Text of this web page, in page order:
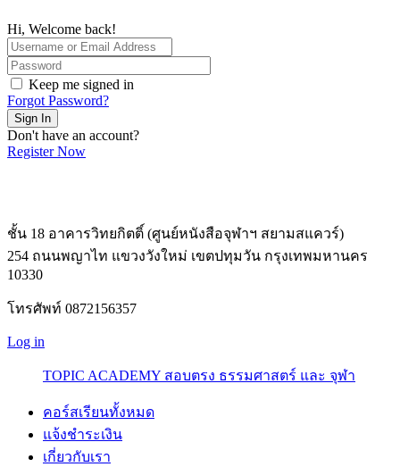
Hi, Welcome back!
Keep me signed in
Forgot Password?
Sign In
Don't have an account?
Register Now
ชั้น 18 อาคารวิทยกิตติ์ (ศูนย์หนังสือจุฬาฯ สยามสแควร์)
254 ถนนพญาไท แขวงวังใหม่ เขตปทุมวัน กรุงเทพมหานคร
10330
โทรศัพท์ 0872156357
Log in
TOPIC ACADEMY สอบตรง ธรรมศาสตร์ และ จุฬา
คอร์สเรียนทั้งหมด
แจ้งชำระเงิน
เกี่ยวกับเรา